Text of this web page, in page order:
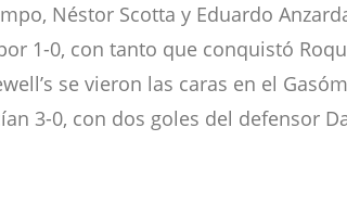
Néstor Scotta y Eduardo
1-0, con tanto que conquistó
se vieron las caras en el
3-0, con dos goles del defensor